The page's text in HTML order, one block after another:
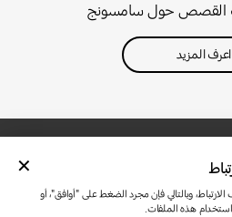
وبالتالي فإن مجرد الضغط على "أوافق"، أو
هذه الملفات.
القصص حول سامسونج
اعرف المزيد
SAMSUNG.COM
الخصوصية وملفات تعريف الارتباط